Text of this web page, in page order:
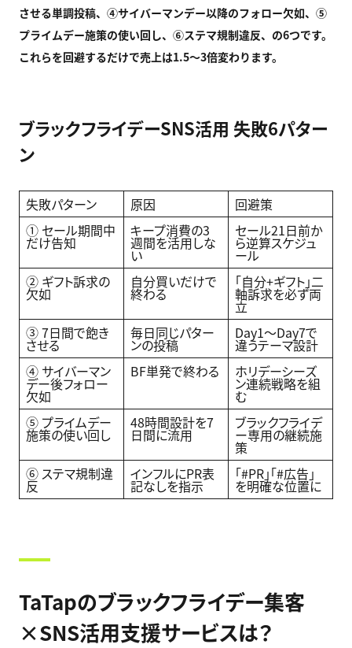
させる単調投稿、④サイバーマンデー以降のフォロー欠如、⑤
プライムデー施策の使い回し、⑥ステマ規制違反、の6つです。
これらを回避するだけで売上は1.5〜3倍変わります。
ブラックフライデーSNS活用 失敗6パター
ン
失敗パターン 原因
回避策
① セール期間中
だけ告知
キープ消費の3
週間を活用しな
い
セール21日前か
ら逆算スケジュ
ール
② ギフト訴求の
欠如
自分買いだけで
終わる
「自分+ギフト」二
軸訴求を必ず両
立
③ 7日間で飽き
させる
毎日同じパター
ンの投稿
Day1〜Day7で
違うテーマ設計
④ サイバーマン
デー後フォロー
欠如
BF単発で終わる ホリデーシーズ
ン連続戦略を組
む
⑤ プライムデー
施策の使い回し
48時間設計を7
日間に流用
ブラックフライデ
ー専用の継続施
策
⑥ ステマ規制違
反
インフルにPR表
記なしを指示
「#PR」「#広告」
を明確な位置に
TaTapのブラックフライデー集客
×SNS活用支援サービスは？